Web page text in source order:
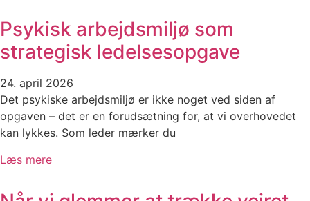
Psykisk arbejdsmiljø som
strategisk ledelsesopgave
24. april 2026
Det psykiske arbejdsmiljø er ikke noget ved siden af
opgaven – det er en forudsætning for, at vi overhovedet
kan lykkes. Som leder mærker du
Læs mere